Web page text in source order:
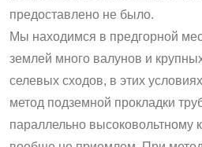
предоставлено не было.
Мы находимся в предгорной
землей много валунов и
селевых сходов, в этих
метод подземной прокладки
параллельно высоковольтному